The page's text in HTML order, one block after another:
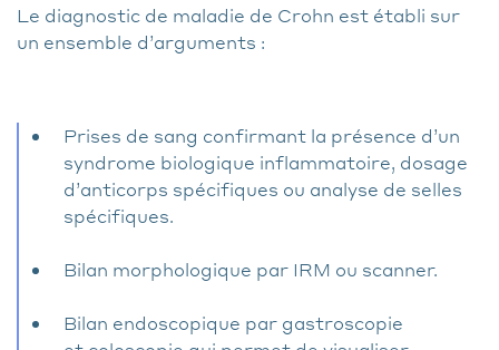
Le diagnostic de maladie de Crohn est établi sur
un ensemble d’arguments :
Prises de sang confirmant la présence d’un
syndrome biologique inflammatoire, dosage
d’anticorps spécifiques ou analyse de selles
spécifiques.
Bilan morphologique par IRM ou scanner.
Bilan endoscopique par gastroscopie